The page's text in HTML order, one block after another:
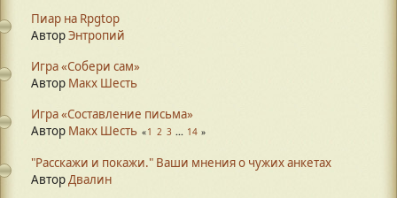
Пиар на Rpgtop
АвторЭнтропий
Игра «Собери сам»
Автор Макх Шесть
Игра «Составление письма»
Автор Макх Шесть 1 2 3 ... 14
"Расскажи и покажи." Ваши мнения о чужих анкетах
АвторДвалин